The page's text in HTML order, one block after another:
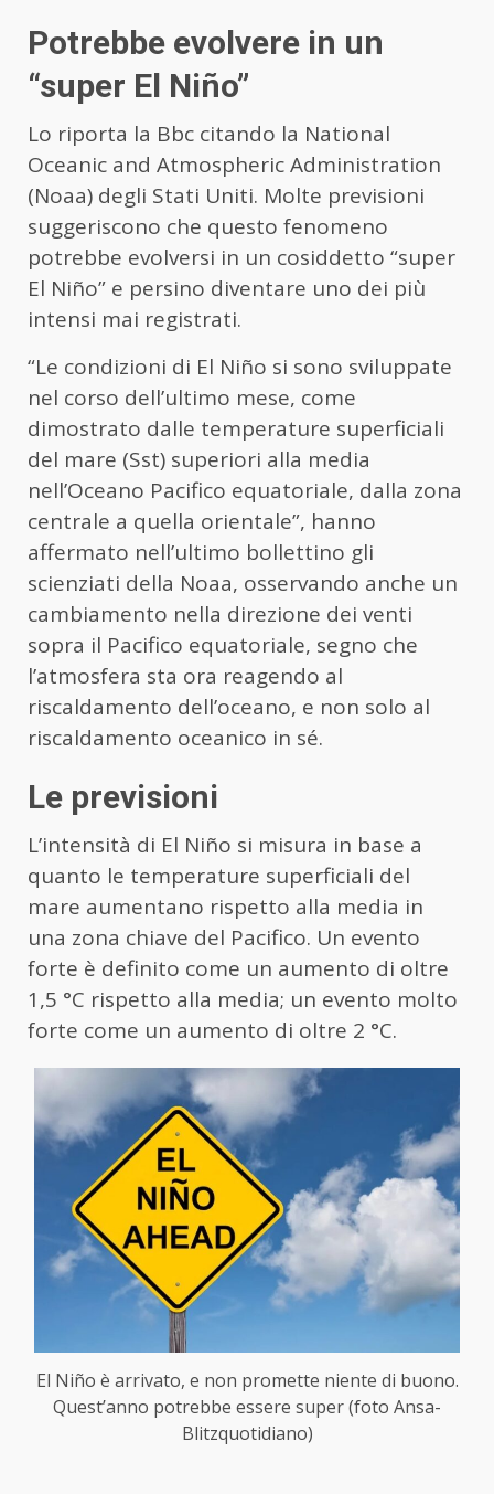
Potrebbe evolvere in un
“super El Niño”
Lo riporta la Bbc citando la National
Oceanic and Atmospheric Administration
(Noaa) degli Stati Uniti. Molte previsioni
suggeriscono che questo fenomeno
potrebbe evolversi in un cosiddetto “super
El Niño” e persino diventare uno dei più
intensi mai registrati.
“Le condizioni di El Niño si sono sviluppate
nel corso dell’ultimo mese, come
dimostrato dalle temperature superficiali
del mare (Sst) superiori alla media
nell’Oceano Pacifico equatoriale, dalla zona
centrale a quella orientale”, hanno
affermato nell’ultimo bollettino gli
scienziati della Noaa, osservando anche un
cambiamento nella direzione dei venti
sopra il Pacifico equatoriale, segno che
l’atmosfera sta ora reagendo al
riscaldamento dell’oceano, e non solo al
riscaldamento oceanico in sé.
Le previsioni
L’intensità di El Niño si misura in base a
quanto le temperature superficiali del
mare aumentano rispetto alla media in
una zona chiave del Pacifico. Un evento
forte è definito come un aumento di oltre
1,5 °C rispetto alla media; un evento molto
forte come un aumento di oltre 2 °C.
El Niño è arrivato, e non promette niente di buono.
Quest’anno potrebbe essere super (foto Ansa-
Blitzquotidiano)